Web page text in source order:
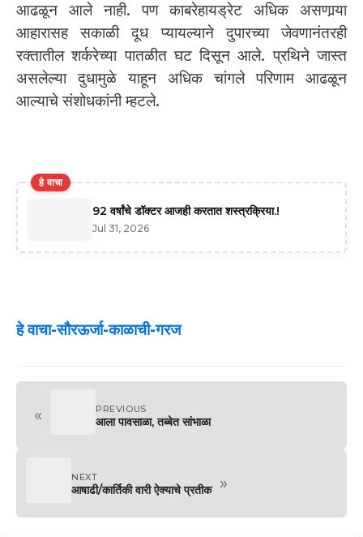
आढळून आले नाही. पण काबरेहायड्रेट अधिक असणार्‍या
आहारासह सकाळी दूध प्यायल्याने दुपारच्या जेवणानंतरही
रक्तातील शर्करेच्या पातळीत घट दिसून आले. प्रथिने जास्त
असलेल्या दुधामुळे याहून अधिक चांगले परिणाम आढळून
आल्याचे संशोधकांनी म्हटले.
हे वाचा
92 वर्षांचे डॉक्टर आजही करतात शस्त्रक्रिया.!
Jul 31, 2026
हे वाचा-सौरऊर्जा-काळाची-गरज
« PREVIOUS
आला पावसाळा, तब्बेत सांभाळा
NEXT
आषाढी/कार्तिकी वारी ऐक्याचे प्रतीक »